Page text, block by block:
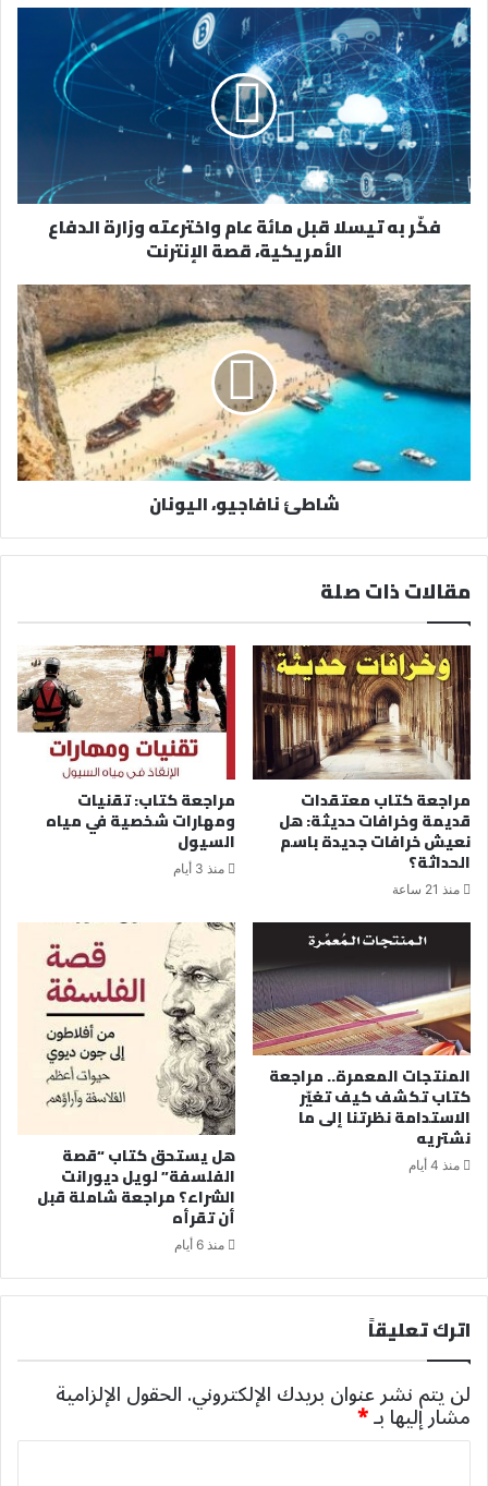
د
ك
ا
ل
إ
ل
ت
ر
فكّر به تيسلا قبل مائة عام واخترعته وزارة الدفاع
الأمريكية، قصة الإنترنت
شاطئ نافاجيو، اليونان
مقالات ذات صلة
مراجعة كتاب معتقدات
قديمة وخرافات حديثة: هل
نعيش خرافات جديدة باسم
الحداثة؟
منذ 21 ساعة
مراجعة كتاب: تقنيات
ومهارات شخصية في مياه
السيول
منذ 3 أيام
المنتجات المعمرة.. مراجعة
كتاب تكشف كيف تغيّر
الاستدامة نظرتنا إلى ما
نشتريه
منذ 4 أيام هل يستحق كتاب “قصة
الفلسفة” لويل ديورانت
الشراء؟ مراجعة شاملة قبل
أن تقرأه
منذ 6 أيام
اترك تعليقاً
لن يتم نشر عنوان بريدك الإلكتروني.الحقول الإلزامية
مشار إليها بـ*